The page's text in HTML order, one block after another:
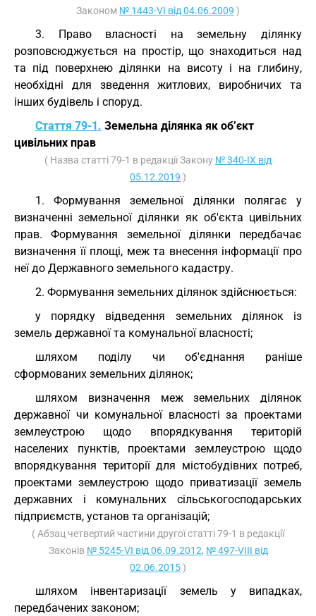
Законом № 1443-VI від 04.06.2009 )
3. Право власності на земельну ділянку
розповсюджується на простір, що знаходиться над
та під поверхнею ділянки на висоту і на глибину,
необхідні для зведення житлових, виробничих та
інших будівель і споруд.
Стаття 79-1. Земельна ділянка як об’єкт
цивільних прав
( Назва статті 79-1 в редакції Закону № 340-IX від
05.12.2019 )
1. Формування земельної ділянки полягає у
визначенні земельної ділянки як об'єкта цивільних
прав. Формування земельної ділянки передбачає
визначення її площі, меж та внесення інформації про
неї до Державного земельного кадастру.
2. Формування земельних ділянок здійснюється:
у порядку відведення земельних ділянок із
земель державної та комунальної власності;
шляхом поділу чи об'єднання раніше
сформованих земельних ділянок;
шляхом визначення меж земельних ділянок
державної чи комунальної власності за проектами
землеустрою щодо впорядкування територій
населених пунктів, проектами землеустрою щодо
впорядкування території для містобудівних потреб,
проектами землеустрою щодо приватизації земель
державних і комунальних сільськогосподарських
підприємств, установ та організацій;
( Абзац четвертий частини другої статті 79-1 в редакції
Законів № 5245-VI від 06.09.2012, № 497-VIII від
02.06.2015)
шляхом інвентаризації земель у випадках,
передбачених законом;